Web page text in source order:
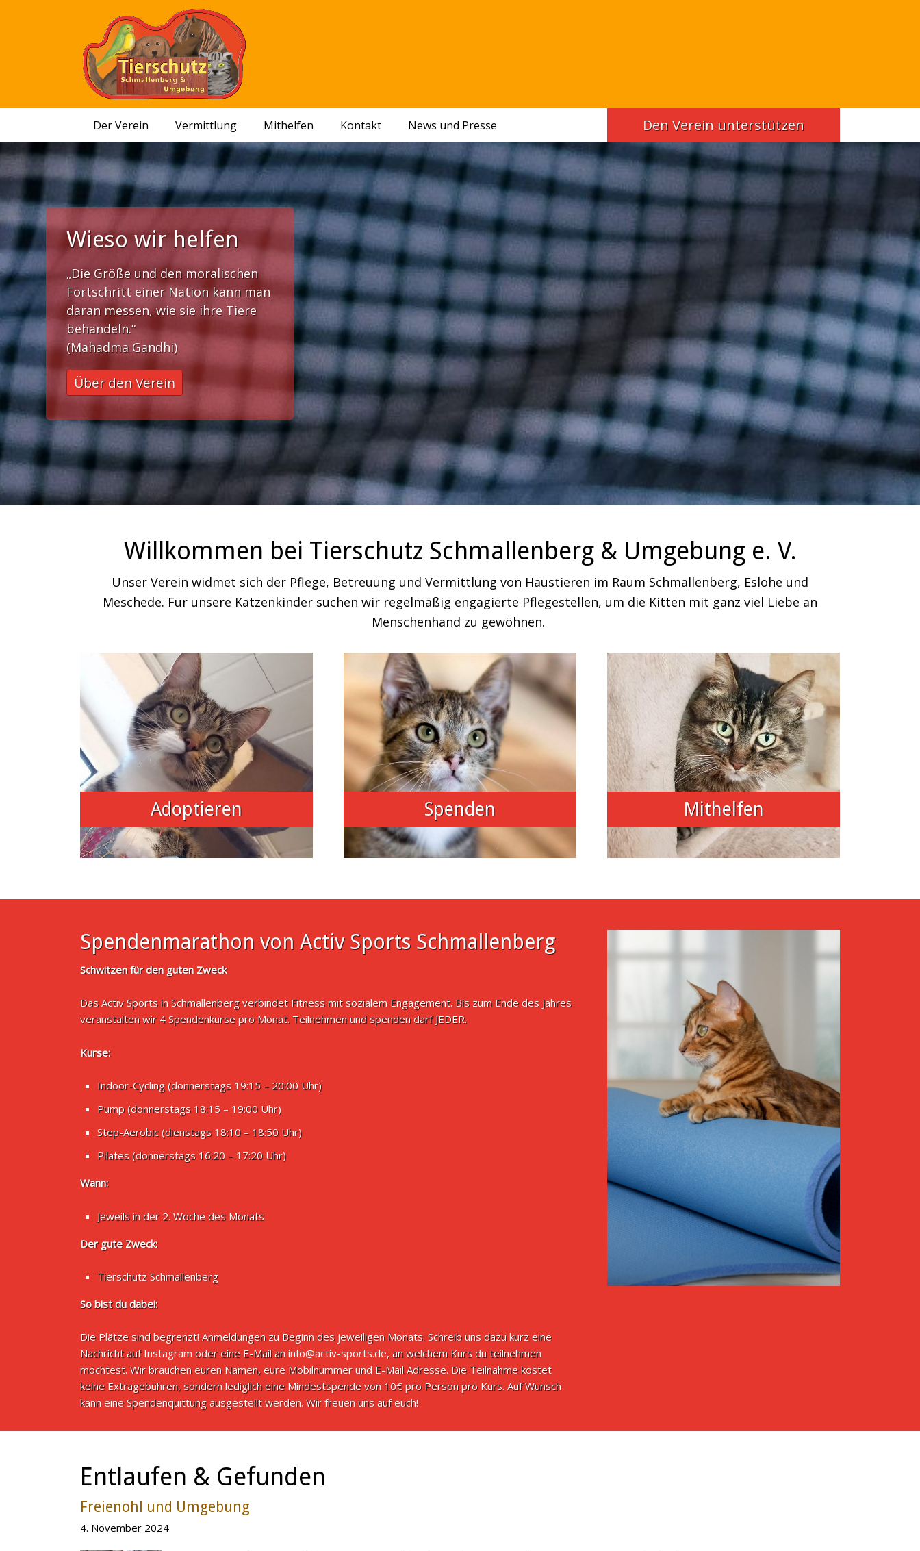
Der Verein Vermittlung Mithelfen Kontakt News und Presse Den Verein unterstützen
Wieso wir helfen
„Die Größe und den moralischen
Fortschritt einer Nation kann man
daran messen, wie sie ihre Tiere
behandeln.“
(Mahadma Gandhi)
Über den Verein
Willkommen bei Tierschutz Schmallenberg & Umgebung e. V.
Unser Verein widmet sich der Pflege, Betreuung und Vermittlung von Haustieren im Raum Schmallenberg, Eslohe und
Meschede. Für unsere Katzenkinder suchen wir regelmäßig engagierte Pflegestellen, um die Kitten mit ganz viel Liebe an
Menschenhand zu gewöhnen.
Adoptieren Spenden Mithelfen
Spendenmarathon von Activ Sports Schmallenberg
Schwitzen für den guten Zweck
Das Activ Sports in Schmallenberg verbindet Fitness mit sozialem Engagement. Bis zum Ende des Jahres
veranstalten wir 4 Spendenkurse pro Monat. Teilnehmen und spenden darf JEDER.
Kurse:
Indoor-Cycling (donnerstags 19:15 – 20:00 Uhr)
Pump (donnerstags 18:15 – 19:00 Uhr)
Step-Aerobic (dienstags 18:10 – 18:50 Uhr)
Pilates (donnerstags 16:20 – 17:20 Uhr)
Wann:
Jeweils in der 2. Woche des Monats
Der gute Zweck:
Tierschutz Schmallenberg
So bist du dabei:
Die Plätze sind begrenzt! Anmeldungen zu Beginn des jeweiligen Monats. Schreib uns dazu kurz eine
Nachricht aufInstagram oder eine E-Mail an info@activ-sports.de, an welchem Kurs du teilnehmen
möchtest. Wir brauchen euren Namen, eure Mobilnummer und E-Mail Adresse. Die Teilnahme kostet
keine Extragebühren, sondern lediglich eine Mindestspende von 10€ pro Person pro Kurs. Auf Wunsch
kann eine Spendenquittung ausgestellt werden. Wir freuen uns auf euch!
Entlaufen & Gefunden
Freienohl und Umgebung
4. November 2024